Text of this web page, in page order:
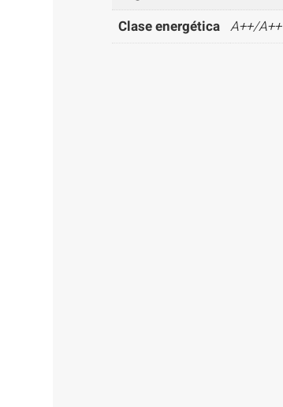
Clase energética A++/A++